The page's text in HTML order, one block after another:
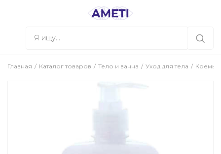
Главная Каталог товаров Тело и ванна Уход для тела Кремы